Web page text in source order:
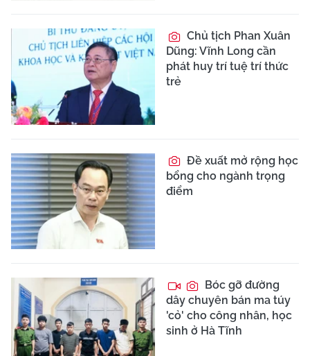
Chủ tịch Phan Xuân
Dũng: Vĩnh Long cần
phát huy trí tuệ trí thức
trẻ
Đề xuất mở rộng học
bổng cho ngành trọng
điểm
Bóc gỡ đường
dây chuyên bán ma túy
'cỏ' cho công nhân, học
sinh ở Hà Tĩnh